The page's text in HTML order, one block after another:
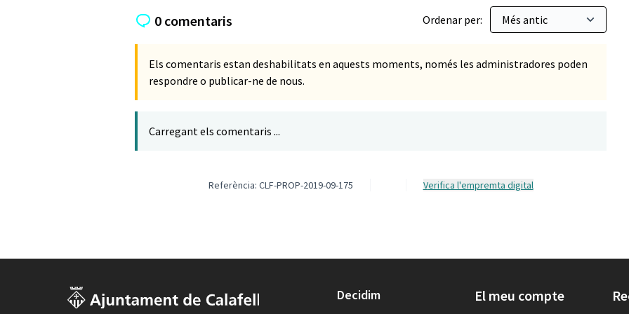
0 comentaris Ordenar per:
Els comentaris estan deshabilitats en aquests moments, només les administradores poden
respondre o publicar-ne de nous.
Carregant els comentaris ...
Referència: CLF-PROP-2019-09-175 Verifica l'empremta digital
Decidim El meu compte